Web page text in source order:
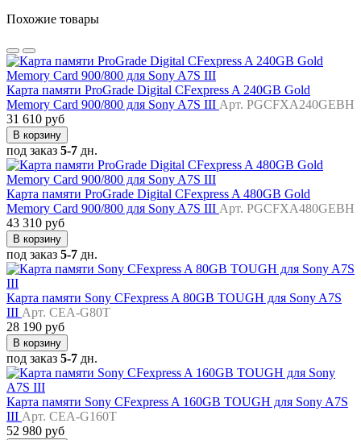
Похожие товары
Карта памяти ProGrade Digital CFexpress A 240GB Gold
Memory Card 900/800 для Sony A7S III Арт. PGCFXA240GEBH
31 610 руб
В корзину
под заказ 5-7 дн.
Карта памяти ProGrade Digital CFexpress A 480GB Gold
Memory Card 900/800 для Sony A7S III Арт. PGCFXA480GEBH
43 310 руб
В корзину
под заказ 5-7 дн.
Карта памяти Sony CFexpress A 80GB TOUGH для Sony A7S
III Арт. CEA-G80T
28 190 руб
В корзину
под заказ 5-7 дн.
Карта памяти Sony CFexpress A 160GB TOUGH для Sony A7S
III Арт. CEA-G160T
52 980 руб